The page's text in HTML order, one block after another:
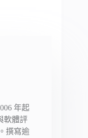
年起
軟體評
撰寫逾